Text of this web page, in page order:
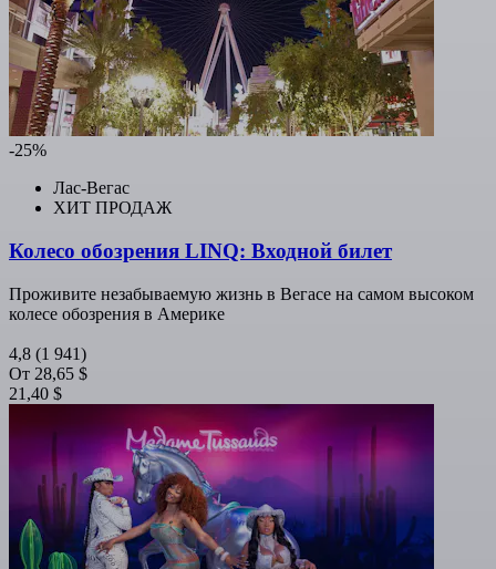
-25%
Лас-Вегас
ХИТ ПРОДАЖ
Колесо обозрения LINQ: Входной билет
Проживите незабываемую жизнь в Вегасе на самом высоком
колесе обозрения в Америке
4,8 (1 941)
От 28,65 $
21,40 $